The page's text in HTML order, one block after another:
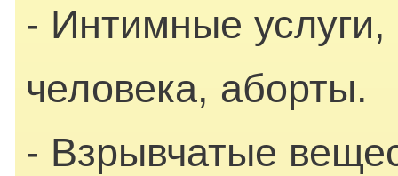
- Интимные услуги,
человека, аборты.
- Взрывчатые